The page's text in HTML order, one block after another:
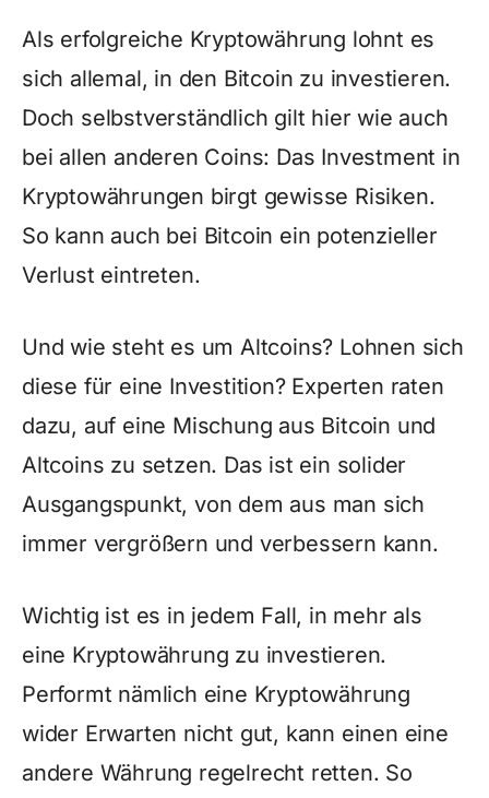
Als erfolgreiche Kryptowährung lohnt es
sich allemal, in den Bitcoin zu investieren.
Doch selbstverständlich gilt hier wie auch
bei allen anderen Coins: Das Investment in
Kryptowährungen birgt gewisse Risiken.
So kann auch bei Bitcoin ein potenzieller
Verlust eintreten.
Und wie steht es um Altcoins? Lohnen sich
diese für eine Investition? Experten raten
dazu, auf eine Mischung aus Bitcoin und
Altcoins zu setzen. Das ist ein solider
Ausgangspunkt, von dem aus man sich
immer vergrößern und verbessern kann.
Wichtig ist es in jedem Fall, in mehr als
eine Kryptowährung zu investieren.
Performt nämlich eine Kryptowährung
wider Erwarten nicht gut, kann einen eine
andere Währung regelrecht retten. So